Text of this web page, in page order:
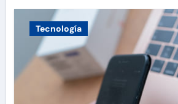
Tecnología